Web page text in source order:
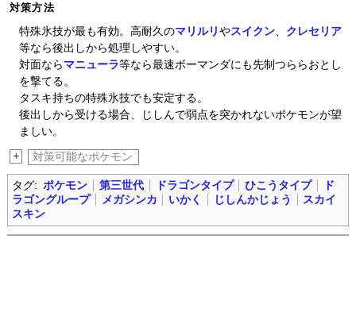
対策方法
特殊氷技が最も有効。高耐久のマリルリ やスイクン、 クレセリア
等なら後出しから処理しやすい。
対面なら マニューラ等なら最速ボーマンダにも先制つららおとし
を撃てる。
タスキ持ちの特殊氷技でも安定する。
後出しから受ける場合、じしんで弱点を突かれないポケモンが望
ましい。
+ 対策可能なポケモン
タグ: ポケモン 第三世代 ドラゴンタイプ ひこうタイプ
ド
ラゴングループ
メガシンカ いかく じしんかじょう
スカイ
スキン